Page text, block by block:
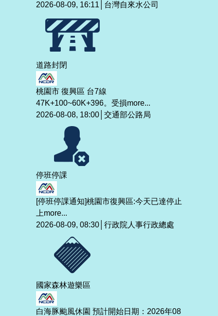
2026-08-09, 16:11│台灣自來水公司
道路封閉
桃園市 復興區 台7線
47K+100~60K+396。受損more...
2026-08-08, 18:00│交通部公路局
停班停課
[停班停課通知]桃園市復興區:今天已達停止
上more...
2026-08-09, 08:30│行政院人事行政總處
國家森林遊樂區
白海豚颱風休園 預計開始日期：2026年08